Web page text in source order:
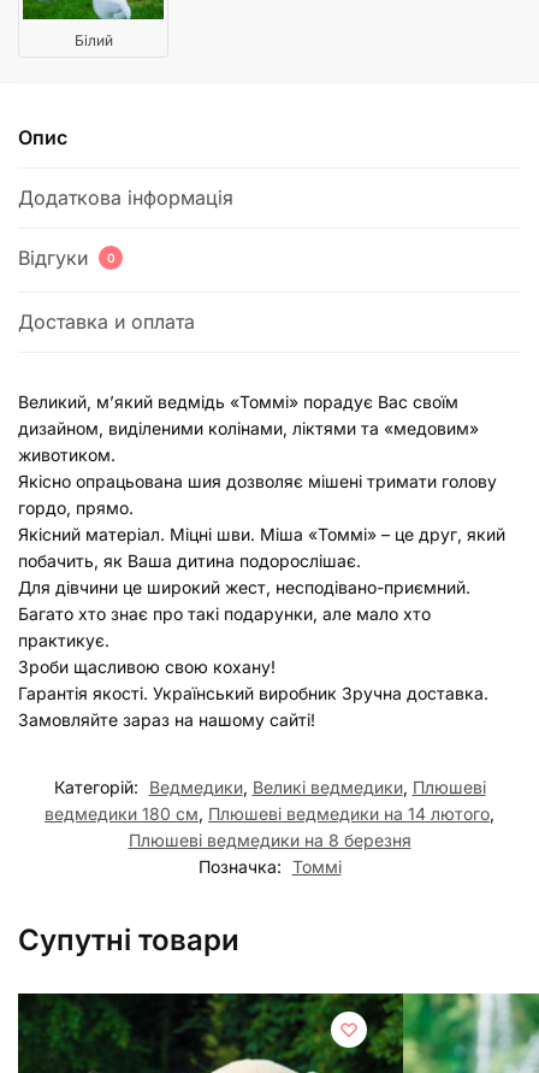
Білий
Опис
Додаткова інформація
Відгуки 0
Доставка и оплата
Великий, м’який ведмідь «Томмі» порадує Вас своїм
дизайном, виділеними колінами, ліктями та «медовим»
животиком.
Якісно опрацьована шия дозволяє мішені тримати голову
гордо, прямо.
Якісний матеріал. Міцні шви. Міша «Томмі» – це друг, який
побачить, як Ваша дитина подорослішає.
Для дівчини це широкий жест, несподівано-приємний.
Багато хто знає про такі подарунки, але мало хто
практикує.
Зроби щасливою свою кохану!
Гарантія якості. Український виробник Зручна доставка.
Замовляйте зараз на нашому сайті!
Категорій: Ведмедики, Великі ведмедики, Плюшеві
ведмедики 180 см, Плюшеві ведмедики на 14 лютого,
Плюшеві ведмедики на 8 березня
Позначка: Томмі
Супутні товари